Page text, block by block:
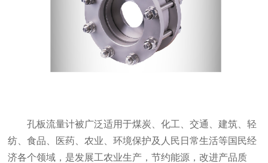
孔板流量计被广泛适用于煤炭、化工、交通、建筑、轻
纺、食品、医药、农业、环境保护及人民日常生活等国民经
济各个领域，是发展工农业生产，节约能源，改进产品质